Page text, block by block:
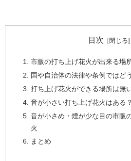
目次
市販の打ち上げ花火が出来る場
国や自治体の法律や条例ではど
打ち上げ花火ができる場所は無
音が小さい打ち上げ花火はある？
音が小さめ・煙が少な目の市販
火
まとめ